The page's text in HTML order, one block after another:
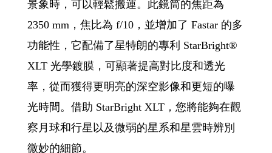
景象時，可以輕鬆搬運。此鏡筒的焦距為
2350 mm，焦比為 f/10，並增加了 Fastar 的多
功能性，它配備了星特朗的專利 StarBright®
XLT 光學鍍膜，可顯著提高對比度和透光
率，從而獲得更明亮的深空影像和更短的曝
光時間。借助 StarBright XLT，您將能夠在觀
察月球和行星以及微弱的星系和星雲時辨別
微妙的細節。